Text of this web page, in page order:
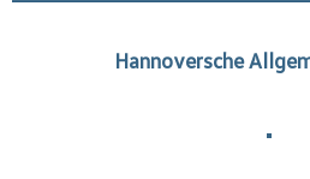
Hannoversche